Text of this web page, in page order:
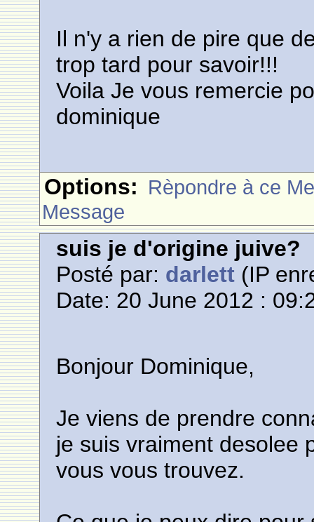
Il n'y a rien de pire que
trop tard pour savoir!!!
Voila Je vous remercie
dominique
Options: Rèpondre à ce
Message
suis je d'origine juive?
Posté par: darlett (IP
Date: 20 June 2012 :
Bonjour Dominique,
Je viens de prendre
je suis vraiment desolee
vous vous trouvez.